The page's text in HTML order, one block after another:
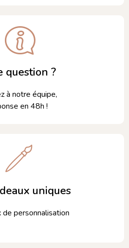
question ?
à notre équipe,
en 48h !
uniques
de personnalisation